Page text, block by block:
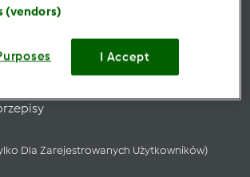
Dla Zarejestrowanych Użytkowników)
(vendors)
I Accept